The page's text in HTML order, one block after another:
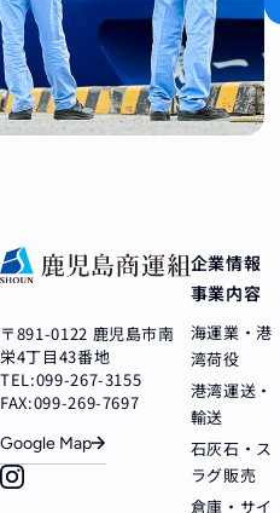
企業情報
事業内容
海運業・港
湾荷役
港湾運送・
輸送
石灰石・ス
ラグ販売
倉庫・サイ
〒891-0122 鹿児島市南
栄4丁目43番地
TEL:099-267-3155
FAX:099-269-7697
Google Map